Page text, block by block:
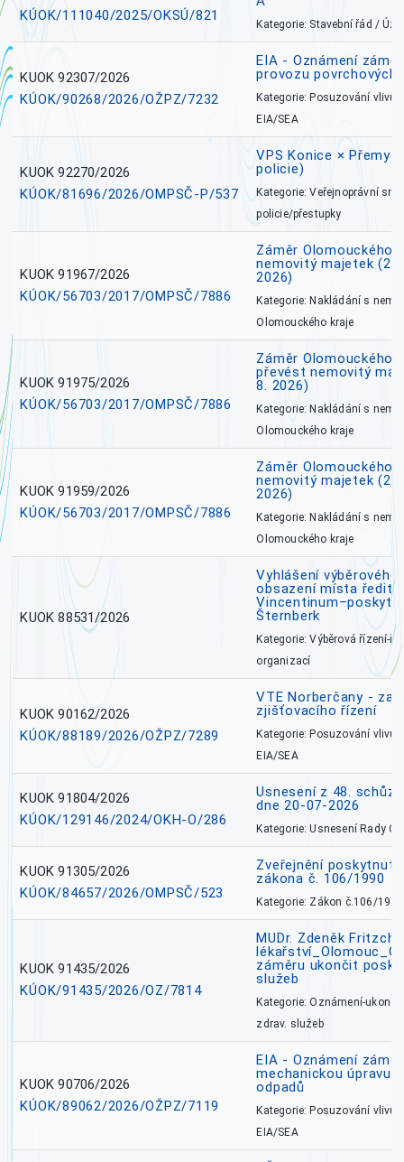
KÚOK/111040/2025/OKSÚ/821
Kategorie: Stavební řád /
KUOK 92307/2026
KÚOK/90268/2026/OŽPZ/7232
EIA - Oznámení
provozu povrchových
Kategorie: Posuzování vlivů
EIA/SEA
KUOK 92270/2026
KÚOK/81696/2026/OMPSČ-P/537
VPS Konice ×
policie)
Kategorie: Veřejnoprávní
policie/přestupky
KUOK 91967/2026
KÚOK/56703/2017/OMPSČ/7886
Záměr Olomouckého
nemovitý majetek
2026)
Kategorie: Nakládání s
Olomouckého kraje
KUOK 91975/2026
KÚOK/56703/2017/OMPSČ/7886
Záměr Olomouckého
převést nemovitý
8. 2026)
Kategorie: Nakládání s
Olomouckého kraje
KUOK 91959/2026
KÚOK/56703/2017/OMPSČ/7886
Záměr Olomouckého
nemovitý majetek
2026)
Kategorie: Nakládání s
Olomouckého kraje
KUOK 88531/2026
Vyhlášení výběrového
obsazení místa
Šternberk
Kategorie: Výběrová řízení-
organizací
KUOK 90162/2026
KÚOK/88189/2026/OŽPZ/7289
VTE Norberčany -
zjišťovacího řízení
Kategorie: Posuzování vlivů
EIA/SEA
KUOK 91804/2026
KÚOK/129146/2024/OKH-O/286
Usnesení z 48.
dne 20-07-2026
Kategorie: Usnesení Rady
KUOK 91305/2026
KÚOK/84657/2026/OMPSČ/523
Zveřejnění poskytnutí
zákona č. 106/1990
Kategorie: Zákon č.106/1999
KUOK 91435/2026
KÚOK/91435/2026/OZ/7814
MUDr. Zdeněk
záměru ukončit
služeb
Kategorie: Oznámení-
zdrav. služeb
KUOK 90706/2026
KÚOK/89062/2026/OŽPZ/7119
EIA - Oznámení
mechanickou úpravu
odpadů
Kategorie: Posuzování vlivů
EIA/SEA